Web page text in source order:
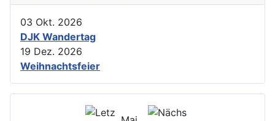
03 Okt. 2026
DJK Wandertag
19 Dez. 2026
Weihnachtsfeier